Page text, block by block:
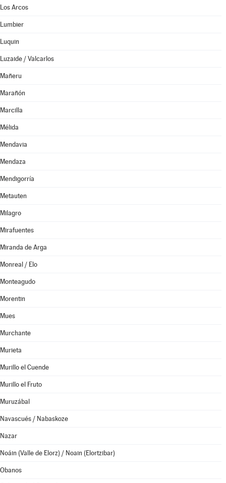
Los Arcos
Lumbier
Luquin
Luzaide / Valcarlos
Mañeru
Marañón
Marcilla
Mélida
Mendavia
Mendaza
Mendigorría
Metauten
Milagro
Mirafuentes
Miranda de Arga
Monreal / Elo
Monteagudo
Morentin
Mues
Murchante
Murieta
Murillo el Cuende
Murillo el Fruto
Muruzábal
Navascués / Nabaskoze
Nazar
Noáin (Valle de Elorz) / Noain (Elortzibar)
Obanos